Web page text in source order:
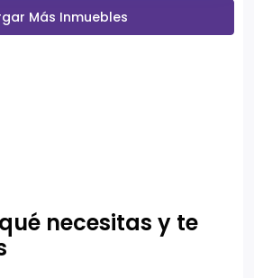
Más Inmuebles
necesitas y te